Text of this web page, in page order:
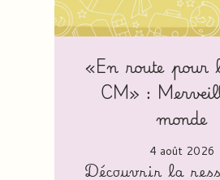
«En route pour
CM» :
monde
4 août 2026
Découvrir la